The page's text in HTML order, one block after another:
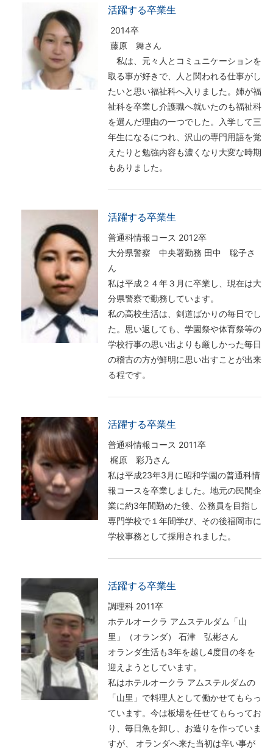
活躍する卒業生
2014卒
藤原 舞さん
私は、元々人とコミュニケーションを
取る事が好きで、人と関われる仕事がし
たいと思い福祉科へ入りました。姉が福
祉科を卒業し介護職へ就いたのも福祉科
を選んだ理由の一つでした。入学して三
年生になるにつれ、沢山の専門用語を覚
えたりと勉強内容も濃くなり大変な時期
もありました。
活躍する卒業生
普通科情報コース 2012卒
大分県警察 中央署勤務 田中 聡子さ
ん
私は平成２４年３月に卒業し、現在は大
分県警察で勤務しています。
私の高校生活は、剣道ばかりの毎日でし
た。思い返しても、学園祭や体育祭等の
学校行事の思い出よりも厳しかった毎日
の稽古の方が鮮明に思い出すことが出来
る程です。
活躍する卒業生
普通科情報コース 2011卒
梶原 彩乃さん
私は平成23年3月に昭和学園の普通科情
報コースを卒業しました。地元の民間企
業に約3年間勤めた後、公務員を目指し
専門学校で１年間学び、その後福岡市に
学校事務として採用されました。
活躍する卒業生
調理科 2011卒
ホテルオークラ アムステルダム「山
里」（オランダ） 石津 弘彬さん
オランダ生活も3年を越し4度目の冬を
迎えようとしています。
私はホテルオークラ アムステルダムの
「山里」で料理人として働かせてもらっ
ています。今は板場を任せてもらってお
り、毎日魚を卸し、お造りを作っていま
すが、 オランダへ来た当初は辛い事が